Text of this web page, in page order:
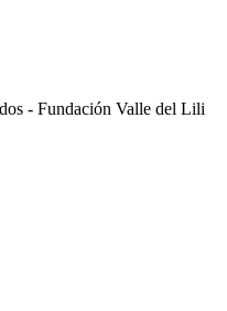
- Fundación Valle del Lili